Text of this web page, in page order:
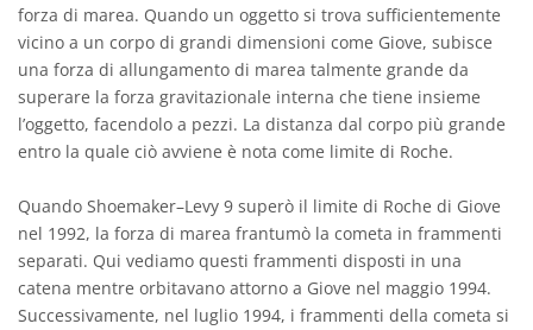
forza di marea. Quando un oggetto si trova sufficientemente
vicino a un corpo di grandi dimensioni come Giove, subisce
una forza di allungamento di marea talmente grande da
superare la forza gravitazionale interna che tiene insieme
l’oggetto, facendolo a pezzi. La distanza dal corpo più grande
entro la quale ciò avviene è nota come limite di Roche.
Quando Shoemaker–Levy 9 superò il limite di Roche di Giove
nel 1992, la forza di marea frantumò la cometa in frammenti
separati. Qui vediamo questi frammenti disposti in una
catena mentre orbitavano attorno a Giove nel maggio 1994.
Successivamente, nel luglio 1994, i frammenti della cometa si